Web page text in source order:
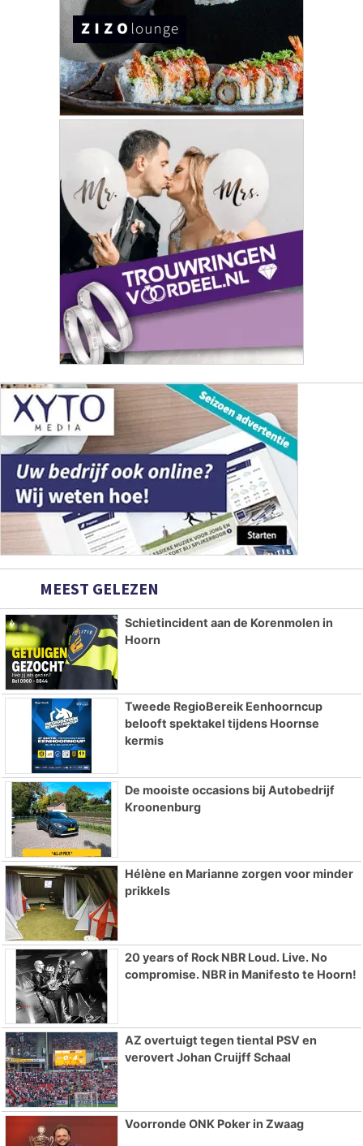
MEEST GELEZEN
Schietincident aan de Korenmolen in
Hoorn
Tweede RegioBereik Eenhoorncup
belooft spektakel tijdens Hoornse
kermis
De mooiste occasions bij Autobedrijf
Kroonenburg
Hélène en Marianne zorgen voor minder
prikkels
20 years of Rock NBR Loud. Live. No
compromise. NBR in Manifesto te Hoorn!
AZ overtuigt tegen tiental PSV en
verovert Johan Cruijff Schaal
Voorronde ONK Poker in Zwaag